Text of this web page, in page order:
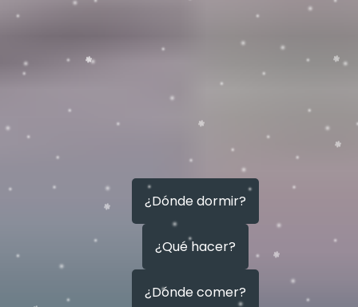
¿Dónde dormir?
¿Qué hacer?
¿Dónde comer?